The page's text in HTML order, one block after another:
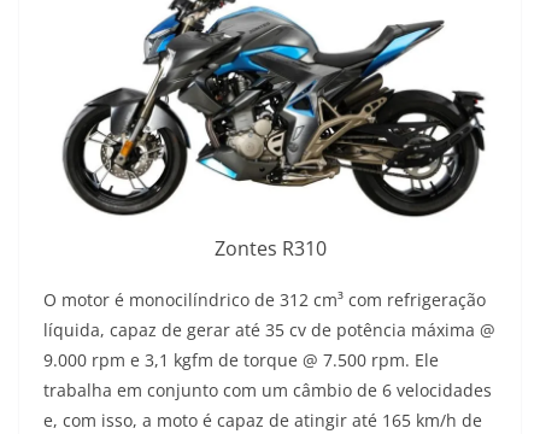
Zontes R310
O motor é monocilíndrico de 312 cm³ com refrigeração
líquida, capaz de gerar até 35 cv de potência máxima @
9.000 rpm e 3,1 kgfm de torque @ 7.500 rpm. Ele
trabalha em conjunto com um câmbio de 6 velocidades
e, com isso, a moto é capaz de atingir até 165 km/h de